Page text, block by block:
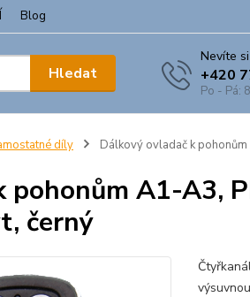
Blog
Hledat
Nevíte
+420
Po - Pá:
díly Dálkový ovladač k
pohonům A1-A3,
černý